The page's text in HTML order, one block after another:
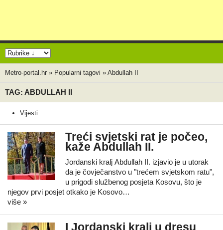
Metro-portal.hr » Popularni tagovi » Abdullah II
TAG: ABDULLAH II
Vijesti
Treći svjetski rat je počeo,
kaže Abdullah II.
Jordanski kralj Abdullah II. izjavio je u utorak
da je čovječanstvo u "trećem svjetskom ratu",
u prigodi službenog posjeta Kosovu, što je
njegov prvi posjet otkako je Kosovo…
više »
I Jordanski kralj u dresu